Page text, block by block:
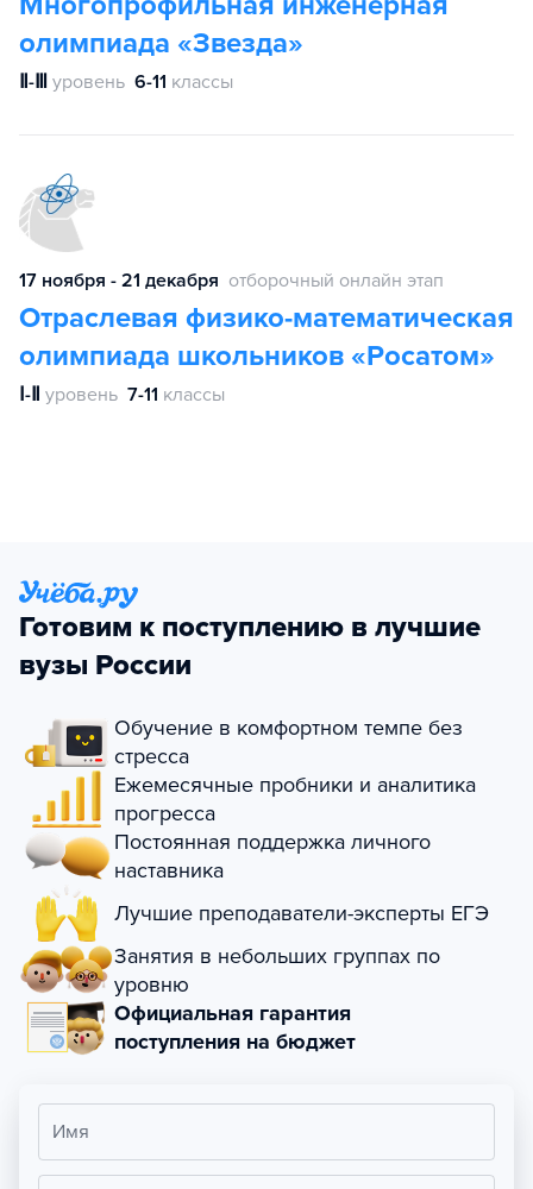
олимпиада «Звезда»
Ⅱ-Ⅲ уровень 6-11 классы
17 ноября - 21 декабря отборочный онлайн этап
Отраслевая физико-математическая
олимпиада школьников «Росатом»
Ⅰ-Ⅱ уровень 7-11 классы
Готовим к поступлению в лучшие
вузы России
Обучение в комфортном темпе без
стресса
Ежемесячные пробники и аналитика
прогресса
Постоянная поддержка личного
наставника
Лучшие преподаватели-эксперты ЕГЭ
Занятия в небольших группах по
уровню
Официальная гарантия
поступления на бюджет
Имя